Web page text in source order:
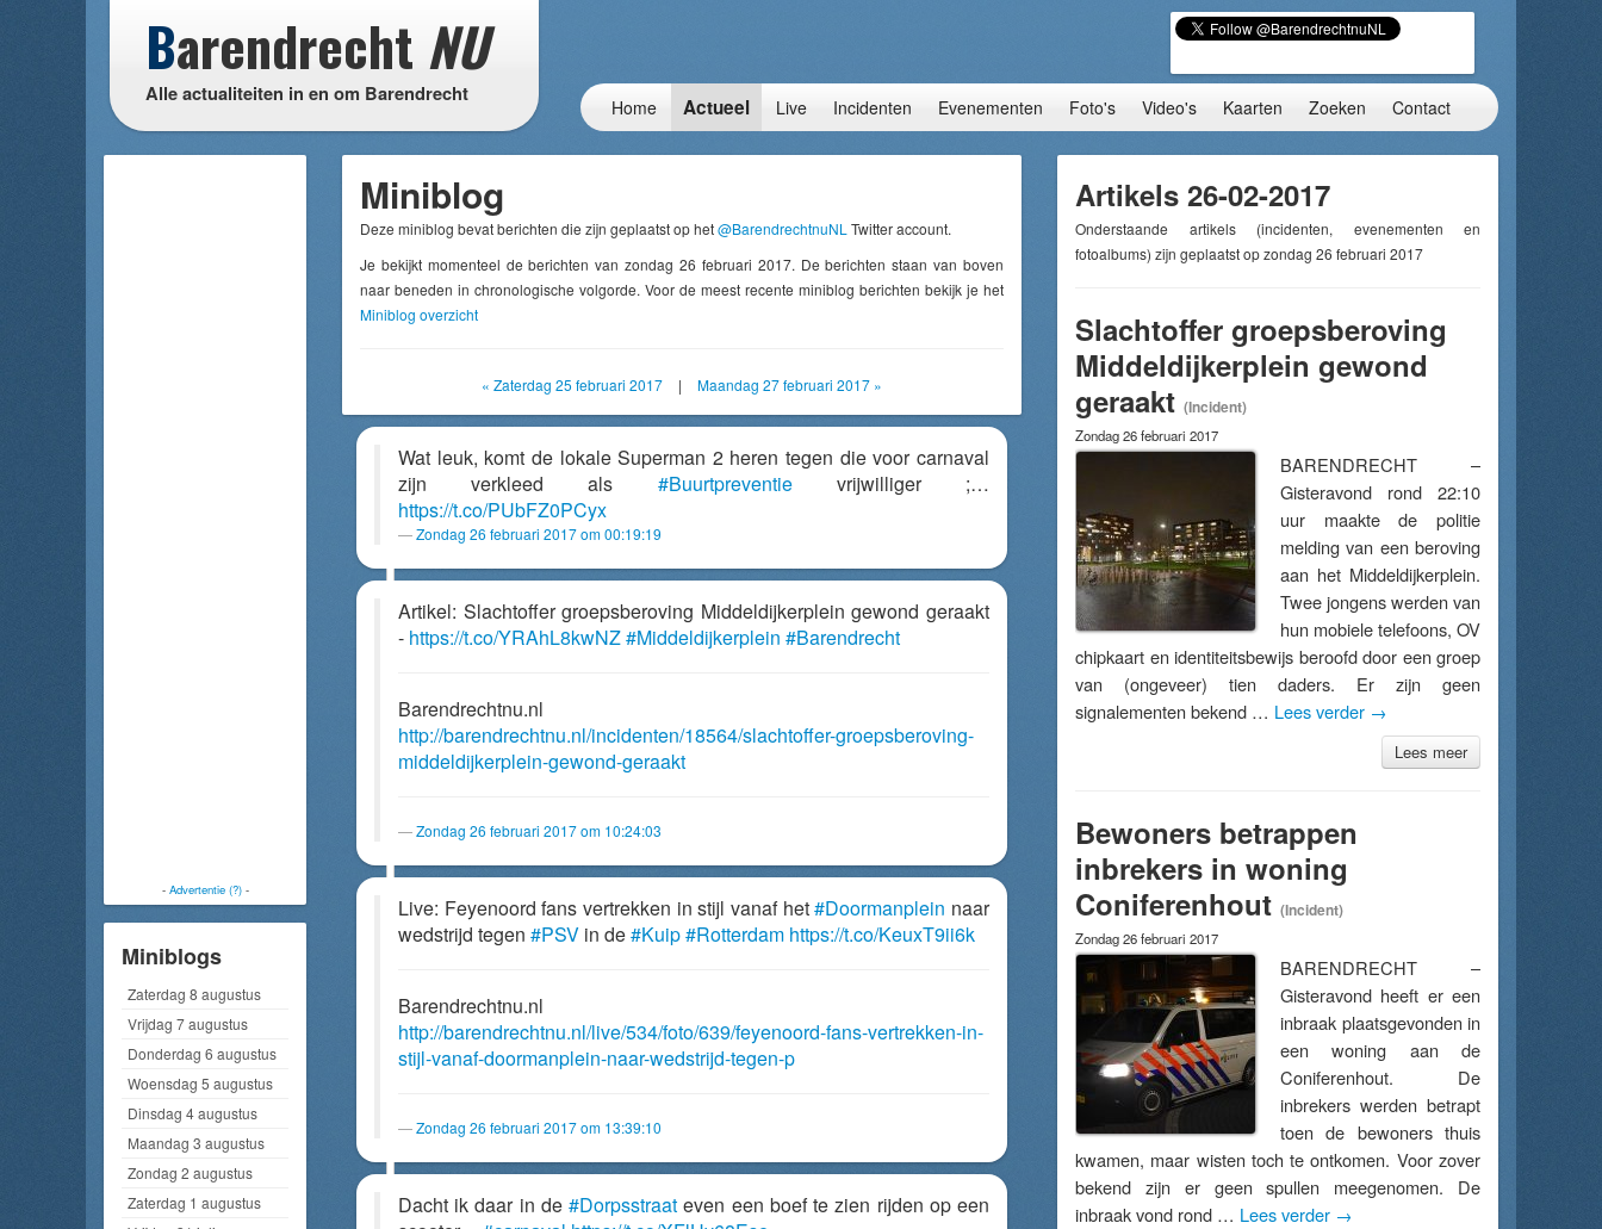
Barendrecht NU
Alle actualiteiten in en om Barendrecht
Home Actueel Live Incidenten Evenementen Foto's Video's Kaarten Zoeken Contact
- Advertentie (?)-
Miniblogs
Zaterdag 8 augustus
Vrijdag 7 augustus
Donderdag 6 augustus
Woensdag 5 augustus
Dinsdag 4 augustus
Maandag 3 augustus
Zondag 2 augustus
Zaterdag 1 augustus
Miniblog
Deze miniblog bevat berichten die zijn geplaatst op het@BarendrechtnuNL Twitter account.
Je bekijkt momenteel de berichten van zondag 26 februari 2017. De berichten staan van boven
naar beneden in chronologische volgorde. Voor de meest recente miniblog berichten bekijk je het
Miniblog overzicht
« Zaterdag 25 februari 2017 | Maandag 27 februari 2017 »
Wat leuk, komt de lokale Superman 2 heren tegen die voor carnaval
zijn verkleed als #Buurtpreventievrijwilliger ;…
https://t.co/PUbFZ0PCyx
Zondag 26 februari 2017 om 00:19:19
Artikel: Slachtoffer groepsberoving Middeldijkerplein gewond geraakt
- https://t.co/YRAhL8kwNZ#Middeldijkerplein #Barendrecht
Barendrechtnu.nl
http://barendrechtnu.nl/incidenten/18564/slachtoffer-groepsberoving-
middeldijkerplein-gewond-geraakt
Zondag 26 februari 2017 om 10:24:03
Live: Feyenoord fans vertrekken in stijl vanaf het#Doormanplein naar
wedstrijd tegen #PSV in de#Kuip#Rotterdam https://t.co/KeuxT9ii6k
Barendrechtnu.nl
http://barendrechtnu.nl/live/534/foto/639/feyenoord-fans-vertrekken-in-
stijl-vanaf-doormanplein-naar-wedstrijd-tegen-p
Zondag 26 februari 2017 om 13:39:10
Dacht ik daar in de#Dorpsstraat even een boef te zien rijden op een
Artikels 26-02-2017
Onderstaande artikels (incidenten, evenementen en
fotoalbums) zijn geplaatst op zondag 26 februari 2017
Slachtoffer groepsberoving
Middeldijkerplein gewond
geraakt (Incident)
Zondag 26 februari 2017
BARENDRECHT –
Gisteravond rond 22:10
uur maakte de politie
melding van een beroving
aan het Middeldijkerplein.
Twee jongens werden van
hun mobiele telefoons, OV
chipkaart en identiteitsbewijs beroofd door een groep
van (ongeveer) tien daders. Er zijn geen
signalementen bekend … Lees verder →
Lees meer
Bewoners betrappen
inbrekers in woning
Coniferenhout (Incident)
Zondag 26 februari 2017
BARENDRECHT –
Gisteravond heeft er een
inbraak plaatsgevonden in
een woning aan de
Coniferenhout. De
inbrekers werden betrapt
toen de bewoners thuis
kwamen, maar wisten toch te ontkomen. Voor zover
bekend zijn er geen spullen meegenomen. De
inbraak vond rond … Lees verder →